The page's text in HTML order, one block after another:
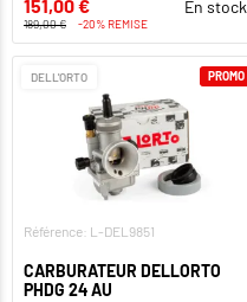
151,00 € En stock
189,00 € -20% REMISE
DELL'ORTO
Référence: L-DEL9851
CARBURATEUR DELLORTO
PHDG 24 AU
PROMO